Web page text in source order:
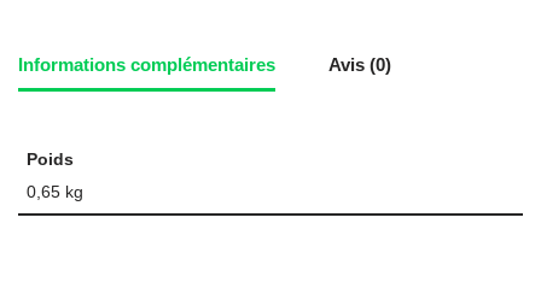
Informations complémentaires Avis (0)
Poids
0,65 kg